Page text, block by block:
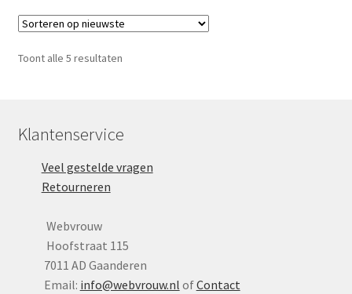
Toont alle 5 resultatenGesorteerd
Klantenservice
Veel gestelde vragen
Retourneren
Webvrouw
Hoofstraat 115
7011 AD Gaanderen
Email: info@webvrouw.nl ofContact